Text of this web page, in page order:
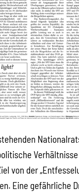
von der
Eine gefährliche